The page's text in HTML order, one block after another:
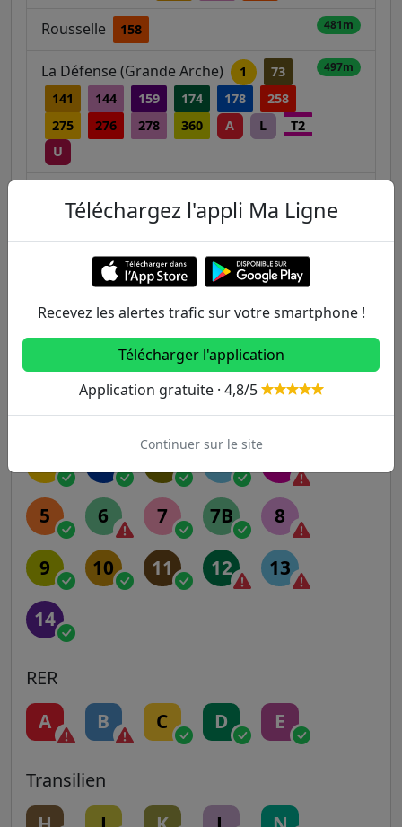
Rousselle 158 481m
La Défense (Grande Arche) 1
73
141
144 159 174 178
258
275
276 278 360 A L
T2
U
497m
Berthelot - Carré Vert
141 157 158 L
T2
Autres lignes
Metro
5 6 7 7B 8
9 10 11 12 13
14
RER
A B C D E
Transilien
Téléchargez l'appli Ma Ligne
Recevez les alertes trafic sur votre smartphone !
Télécharger l'application
Application gratuite · 4,8/5
Continuer sur le site